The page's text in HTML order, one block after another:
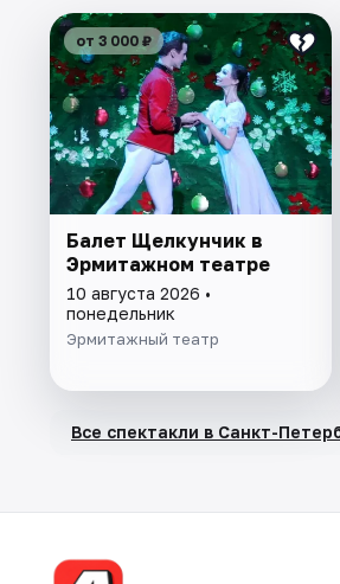
от 3 000 ₽
Балет Щелкунчик в
Эрмитажном театре
10 августа 2026 •
понедельник
Эрмитажный театр
Все спектакли в Санкт-